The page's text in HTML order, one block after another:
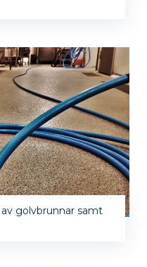
golvbrunnar samt